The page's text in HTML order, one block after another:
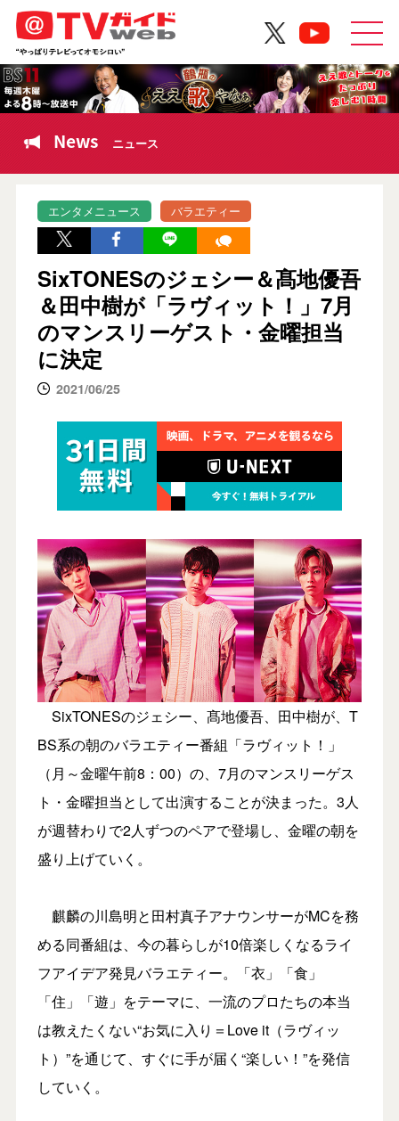
News ニュース
エンタメニュース バラエティー
SixTONESのジェシー＆髙地優吾
＆田中樹が「ラヴィット！」7月
のマンスリーゲスト・金曜担当
に決定
2021/06/25
SixTONESのジェシー、髙地優吾、田中樹が、T
BS系の朝のバラエティー番組「ラヴィット！」
（月～金曜午前8：00）の、7月のマンスリーゲス
ト・金曜担当として出演することが決まった。3人
が週替わりで2人ずつのペアで登場し、金曜の朝を
盛り上げていく。
麒麟の川島明と田村真子アナウンサーがMCを務
める同番組は、今の暮らしが10倍楽しくなるライ
フアイデア発見バラエティー。「衣」「食」
「住」「遊」をテーマに、一流のプロたちの本当
は教えたくない“お気に入り＝Love it（ラヴィッ
ト）”を通じて、すぐに手が届く“楽しい！”を発信
していく。